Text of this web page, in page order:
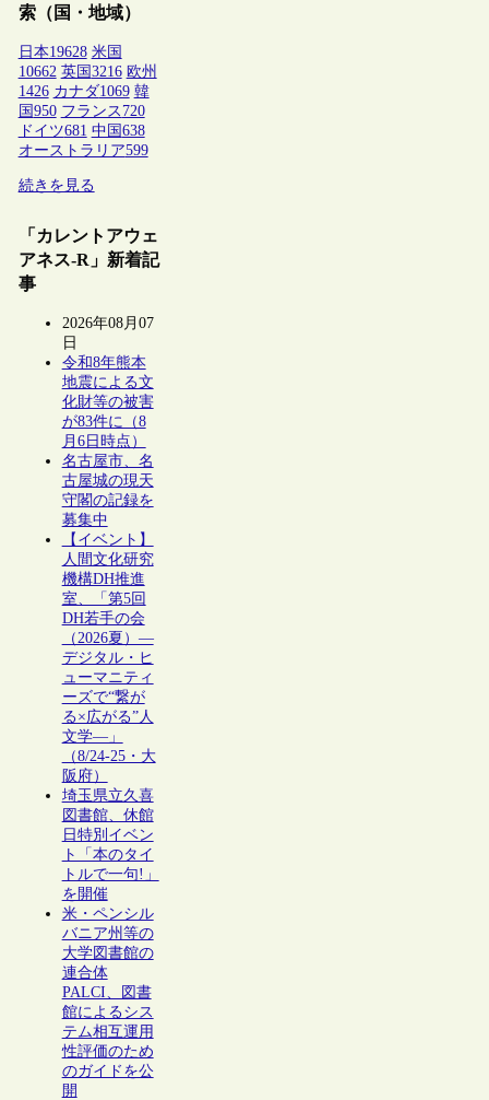
索（国・地域）
日本19628 米国
10662 英国 3216 欧州
1426 カナダ1069 韓
国 950 フランス 720
ドイツ681 中国 638
オーストラリア599
続きを見る
「カレントアウェ
アネス-R」新着記
事
2026年08月07
日
令和8年熊本
地震による文
化財等の被害
が83件に（8
月6日時点）
名古屋市、名
古屋城の現天
守閣の記録を
募集中
【イベント】
人間文化研究
機構DH推進
室、「第5回
DH若手の会
（2026夏）―
デジタル・ヒ
ューマニティ
ーズで“繋が
る×広がる”人
文学―」
（8/24-25・大
阪府）
埼玉県立久喜
図書館、休館
日特別イベン
ト「本のタイ
トルで一句!」
を開催
米・ペンシル
バニア州等の
大学図書館の
連合体
PALCI、図書
館によるシス
テム相互運用
性評価のため
のガイドを公
開